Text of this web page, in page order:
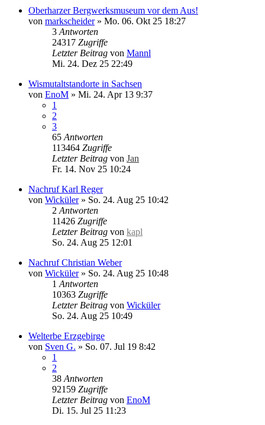
Oberharzer Bergwerksmuseum vor dem Aus!
von markscheider» Mo. 06. Okt 25 18:27
3 Antworten
24317 Zugriffe
Letzter Beitrag von Mannl
Mi. 24. Dez 25 22:49
Wismutaltstandorte in Sachsen
von EnoM » Mi. 24. Apr 13 9:37
1
2
3
65 Antworten
113464 Zugriffe
Letzter Beitrag von Jan
Fr. 14. Nov 25 10:24
Nachruf Karl Reger
von Wicküler» So. 24. Aug 25 10:42
2 Antworten
11426 Zugriffe
Letzter Beitrag von kapl
So. 24. Aug 25 12:01
Nachruf Christian Weber
von Wicküler» So. 24. Aug 25 10:48
1 Antworten
10363 Zugriffe
Letzter Beitrag von Wicküler
So. 24. Aug 25 10:49
Welterbe Erzgebirge
von Sven G. » So. 07. Jul 19 8:42
1
2
38 Antworten
92159 Zugriffe
Letzter Beitrag von EnoM
Di. 15. Jul 25 11:23